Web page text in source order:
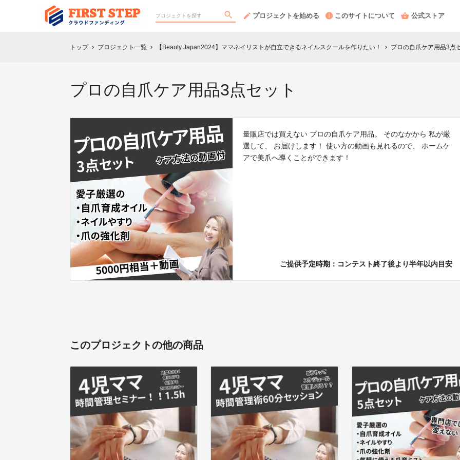
プロジェクトを始める このサイトについて 公式ストア
トップ chevron_right プロジェクト一覧 chevron_right 【Beauty Japan2024】ママネイリストが自立できるネイルスクールを作りたい！ chevron_right プロの自爪ケア用品3点
プロの自爪ケア用品3点セット
量販店では買えない プロの自爪ケア用品。 そのなかから 私が厳
選して、 お届けします！ 使い方の動画も見れるので、 ホームケ
アで美爪へ導くことができます！
ご提供予定時期：コンテスト終了後より半年以内目安
このプロジェクトの他の商品